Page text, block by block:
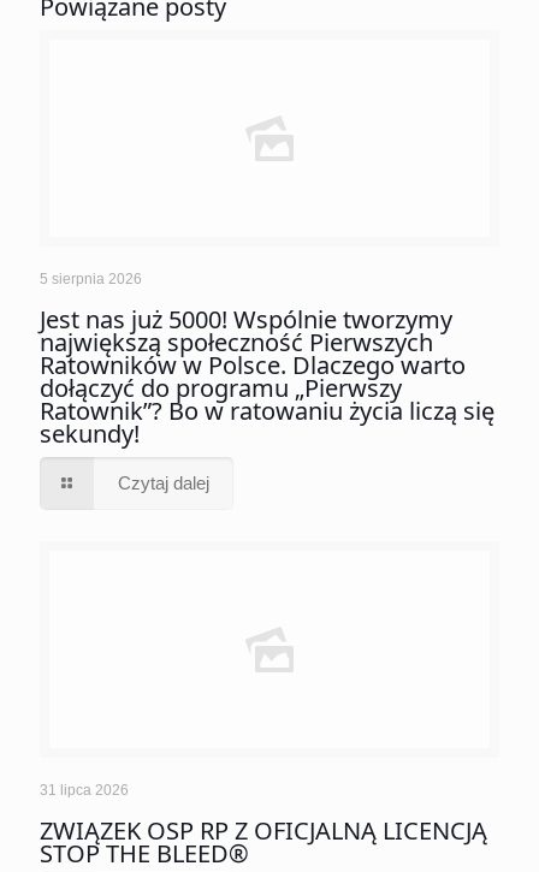
Powiązane posty
5 sierpnia 2026
Jest nas już 5000! Wspólnie tworzymy
największą społeczność Pierwszych
Ratowników w Polsce. Dlaczego warto
dołączyć do programu „Pierwszy
Ratownik”? Bo w ratowaniu życia liczą się
sekundy!
Czytaj dalej
31 lipca 2026
ZWIĄZEK OSP RP Z OFICJALNĄ LICENCJĄ
STOP THE BLEED®